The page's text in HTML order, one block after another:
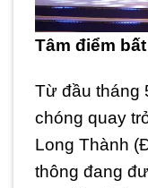
Tâm điểm
Từ đầu tháng
chóng quay
Long Thành
thông đang